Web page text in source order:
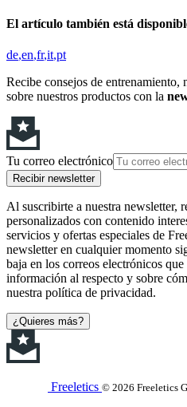
El artículo también está
de en fr it pt
Recibe consejos de
sobre nuestros productos con la
Tu correo electrónico
Recibir newsletter
Al suscribirte a nuestra newsletter,
personalizados con contenido
servicios y ofertas especiales de
newsletter en cualquier momento
baja en los correos electrónicos
información al respecto y sobre
nuestra política de privacidad.
¿Quieres más?
Freeletics © 2026 Freeletics